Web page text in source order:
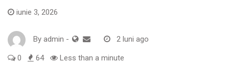
iunie 3, 2026
By admin - 2 luni ago
0 64 Less than a minute